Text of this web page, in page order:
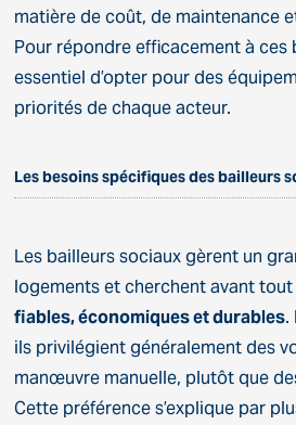
matière de coût, de maintenance
Pour répondre efficacement à ces
essentiel d’opter pour des
priorités de chaque acteur.
Les besoins spécifiques des bailleurs
Les bailleurs sociaux gèrent un
logements et cherchent avant
fiables, économiques et durables.
ils privilégient généralement des
manœuvre manuelle, plutôt que
Cette préférence s’explique par